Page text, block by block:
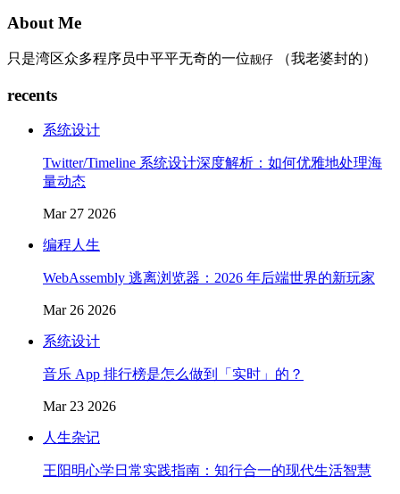
About Me
只是湾区众多程序员中平平无奇的一位靓仔 （我老婆封的）
recents
系统设计
Twitter/Timeline 系统设计深度解析：如何优雅地处理海
量动态
Mar 27 2026
编程人生
WebAssembly 逃离浏览器：2026 年后端世界的新玩家
Mar 26 2026
系统设计
音乐 App 排行榜是怎么做到「实时」的？
Mar 23 2026
人生杂记
王阳明心学日常实践指南：知行合一的现代生活智慧